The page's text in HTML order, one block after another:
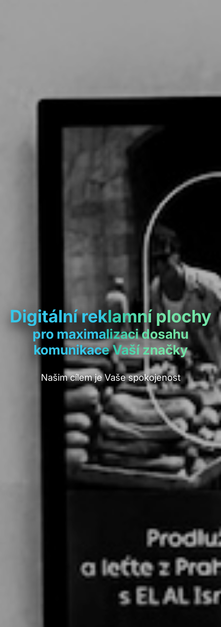
Digitální reklamní plochy
pro maximalizaci dosahu
komunikace Vaší značky
Našim cílem je Vaše spokojenost